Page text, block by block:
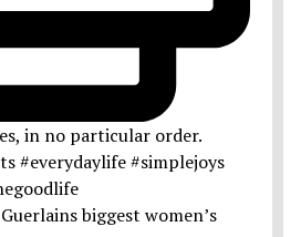
biggest women’s